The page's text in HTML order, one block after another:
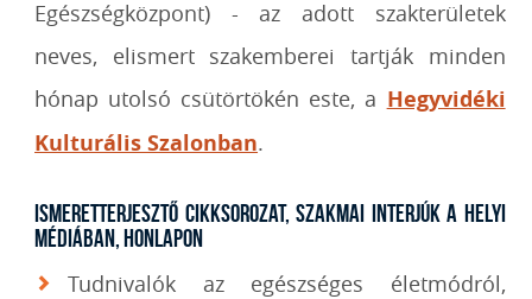
Egészségközpont) - az adott szakterületek
neves, elismert szakemberei tartják minden
hónap utolsó csütörtökén este, a Hegyvidéki
Kulturális Szalonban.
Ismeretterjesztő cikksorozat, szakmai interjúk a helyi
médiában, honlapon
Tudnivalók az egészséges életmódról,